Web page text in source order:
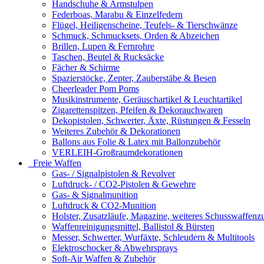
Handschuhe & Armstulpen
Federboas, Marabu & Einzelfedern
Flügel, Heiligenscheine, Teufels- & Tierschwänze
Schmuck, Schmucksets, Orden & Abzeichen
Brillen, Lupen & Fernrohre
Taschen, Beutel & Rucksäcke
Fächer & Schirme
Spazierstöcke, Zepter, Zauberstäbe & Besen
Cheerleader Pom Poms
Musikinstrumente, Geräuschartikel & Leuchtartikel
Zigarettenspitzen, Pfeifen & Dekorauchwaren
Dekopistolen, Schwerter, Äxte, Rüstungen & Fesseln
Weiteres Zubehör & Dekorationen
Ballons aus Folie & Latex mit Ballonzubehör
VERLEIH-Großraumdekorationen
Freie Waffen
Gas- / Signalpistolen & Revolver
Luftdruck- / CO2-Pistolen & Gewehre
Gas- & Signalmunition
Luftdruck & CO2-Munition
Holster, Zusatzläufe, Magazine, weiteres
Waffenreinigungsmittel, Ballistol & Bürsten
Messer, Schwerter, Wurfäxte, Schleudern & Multitools
Elektroschocker & Abwehrsprays
Soft-Air Waffen & Zubehör